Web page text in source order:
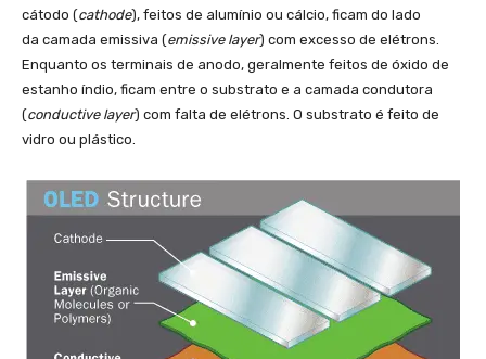
cátodo (cathode), feitos de alumínio ou cálcio, ficam do lado
da camada emissiva (emissive layer) com excesso de elétrons.
Enquanto os terminais de anodo, geralmente feitos de óxido de
estanho índio, ficam entre o substrato e a camada condutora
(conductive layer) com falta de elétrons. O substrato é feito de
vidro ou plástico.